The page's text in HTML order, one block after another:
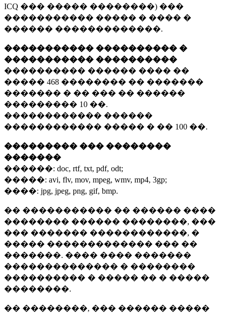
ICQ ��� ����� ��������) ���
����������� ����� � ���� �
������ �������������.
����������� ���������� �
����������� ����������
���������� ������ ���� ��
����� 468 �������� �� �������
������� � �� ��� �� ������
��������� 10 ��.
������������ ������
������������ ����� � �� 100 ��.
��������� ��� ��������
�������
������: doc, rtf, txt, pdf, odt;
�����: avi, flv, mov, mpeg, wmv, mp4, 3gp;
����: jpg, jpeg, png, gif, bmp.
�� ����������� �� ������ ����
�������� ������ ��������, ���
��� ������� ������������, �
����� ������������� ��� ��
�������. ���� ���� �������
�������������� � ��������
���������� � ����� �� � �����
��������.
�� ��������, ��� ������ �����